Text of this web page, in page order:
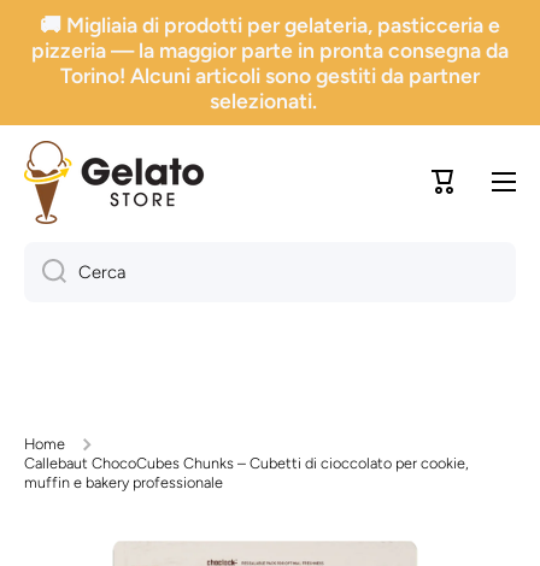
Vai direttamente ai contenuti
🚚 Migliaia di prodotti per gelateria, pasticceria e
pizzeria — la maggior parte in pronta consegna da
Torino! Alcuni articoli sono gestiti da partner
selezionati.
Carrello
Cerca
Home
Callebaut ChocoCubes Chunks – Cubetti di cioccolato per cookie,
muffin e bakery professionale
Passa alle informazioni sul prodotto